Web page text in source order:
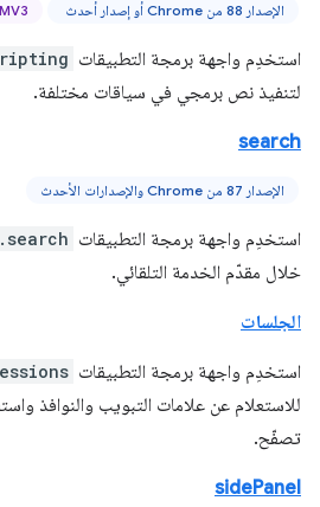
الإصدار 88 من Chrome أو إصدار أحدث MV3+
استخدِم واجهة برمجة التطبيقات
لتنفيذ نص برمجي في سياقات مختلفة.
search
الإصدار 87 من Chrome والإصدارات الأحدث
استخدِم واجهة برمجة التطبيقات
خلال مقدّم الخدمة التلقائي.
الجلسات
استخدِم واجهة برمجة التطبيقات
للاستعلام عن علامات التبويب والنوافذ
تصفّح.
sidePanel